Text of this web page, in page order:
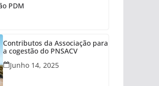
PDM
Contributos da Associação para
a cogestão do PNSACV
Junho 14, 2025